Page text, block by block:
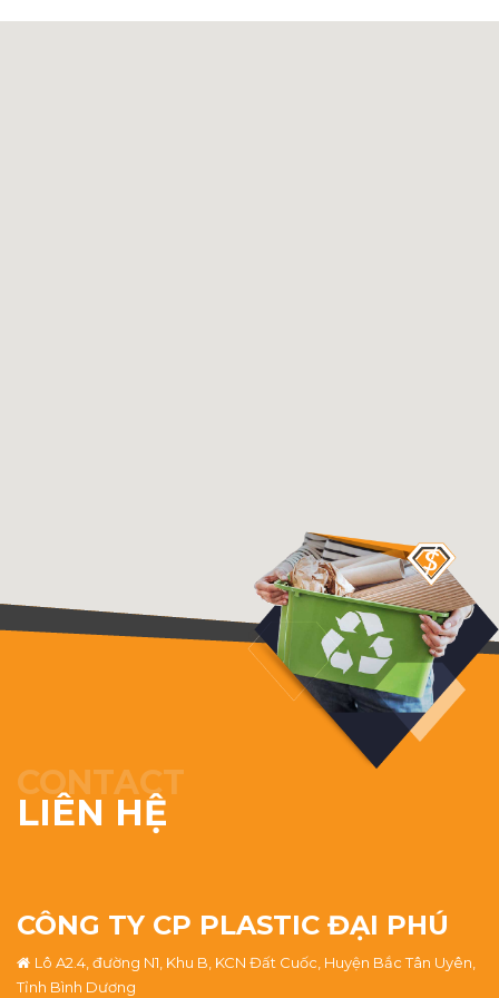
CONTACT
LIÊN HỆ
CÔNG TY CP PLASTIC ĐẠI PHÚ
Lô A2.4, đường N1, Khu B, KCN Đất Cuốc, Huyện Bắc Tân Uyên,
Tỉnh Bình Dương